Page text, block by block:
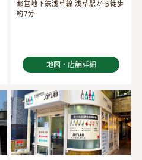
都営地下鉄浅草線 浅草駅から徒歩
約7分
地図・店舗詳細